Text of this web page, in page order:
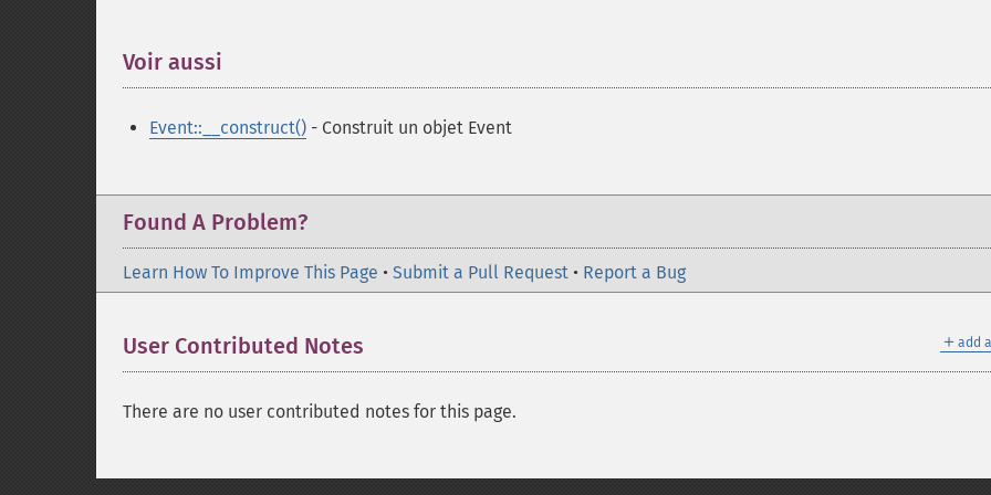
Voir aussi
Event::__construct() - Construit un objet Event
Found A Problem?
Learn How To Improve This Page • Submit a Pull Request • Report a Bug
＋ add
User Contributed Notes
There are no user contributed notes for this page.